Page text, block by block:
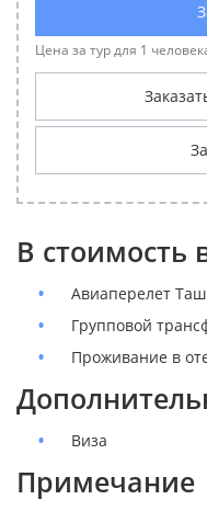
Цена за тур для 1
В стоимость
Авиаперелет
Групповой
Проживание в
Виза
Примечание